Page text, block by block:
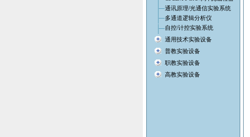
通讯原理/光通信实验系统
多通道逻辑分析仪
自控/计控实验系统
通用技术实验设备
普教实验设备
职教实验设备
高教实验设备